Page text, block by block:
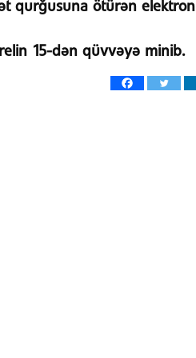
qurğusuna ötürən
15-dən qüvvəyə minib.